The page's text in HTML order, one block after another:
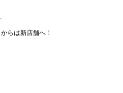
らは新店舗へ！